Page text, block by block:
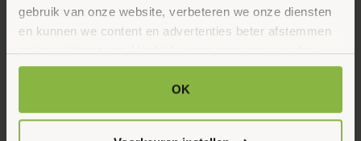
gebruik van onze website, verbeteren we onze diensten
en kunnen we content en advertenties beter afstemmen
op jouw interesses. Hierbij kunnen gegevens worden
gedeeld met externe partners.
Klik op ‘OK’ om alle cookies te accepteren. Kies ‘Alleen
OK
10
Gemeente Ede, Kinderen, SAM, SAM Sportbieb
SAM Sportbieb Essenburg Ede
Gratis